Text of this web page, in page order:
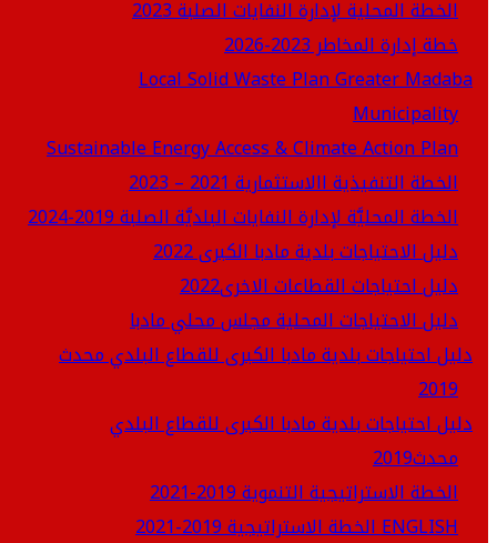
الخطة المحلية لإدارة النفايات الصلبة 2023
خطة إدارة المخاطر 2023-2026
Local Solid Waste Plan Greater Madaba
Municipality
Sustainable Energy Access & Climate Action Plan
الخطة التنفيذية االاستثمارية 2021 – 2023
الخطة المحليَّة لإدارة النفايات البلديَّة الصلبة 2019-2024
دليل الاحتياجات بلدية مادبا الكبرى 2022
دليل احتياجات القطاعات الاخرى2022
دليل الاحتياجات المحلية مجلس محلي مادبا
دليل احتياجات بلدية مادبا الكبرى للقطاع البلدي محدث
2019
دليل احتياجات بلدية مادبا الكبرى للقطاع البلدي
محدث2019
الخطة الاستراتيجية التنموية 2019-2021
الخطة الاستراتيجية 2019-2021 ENGLISH